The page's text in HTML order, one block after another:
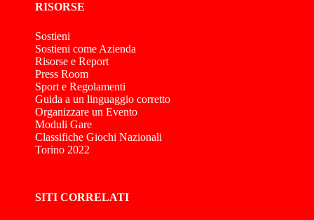
RISORSE
Sostieni
Sostieni come Azienda
Risorse e Report
Press Room
Sport e Regolamenti
Guida a un linguaggio corretto
Organizzare un Evento
Moduli Gare
Classifiche Giochi Nazionali
Torino 2022
SITI CORRELATI